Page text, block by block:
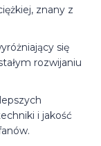
znany z
się
rozwijaniu
i jakość